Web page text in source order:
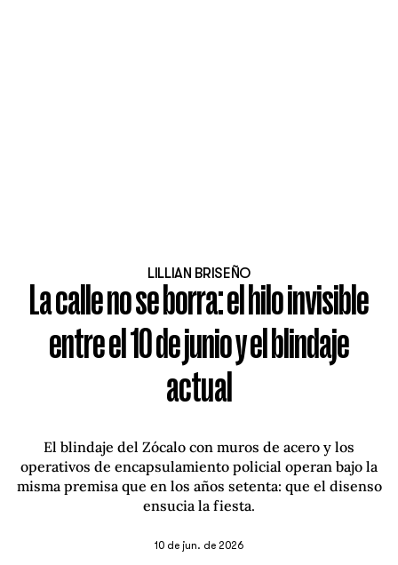
LILLIAN BRISEÑO
La calle no se borra: el hilo invisible
entre el 10 de junio y el blindaje
actual
El blindaje del Zócalo con muros de acero y los
operativos de encapsulamiento policial operan bajo la
misma premisa que en los años setenta: que el disenso
ensucia la fiesta.
10 de jun. de 2026